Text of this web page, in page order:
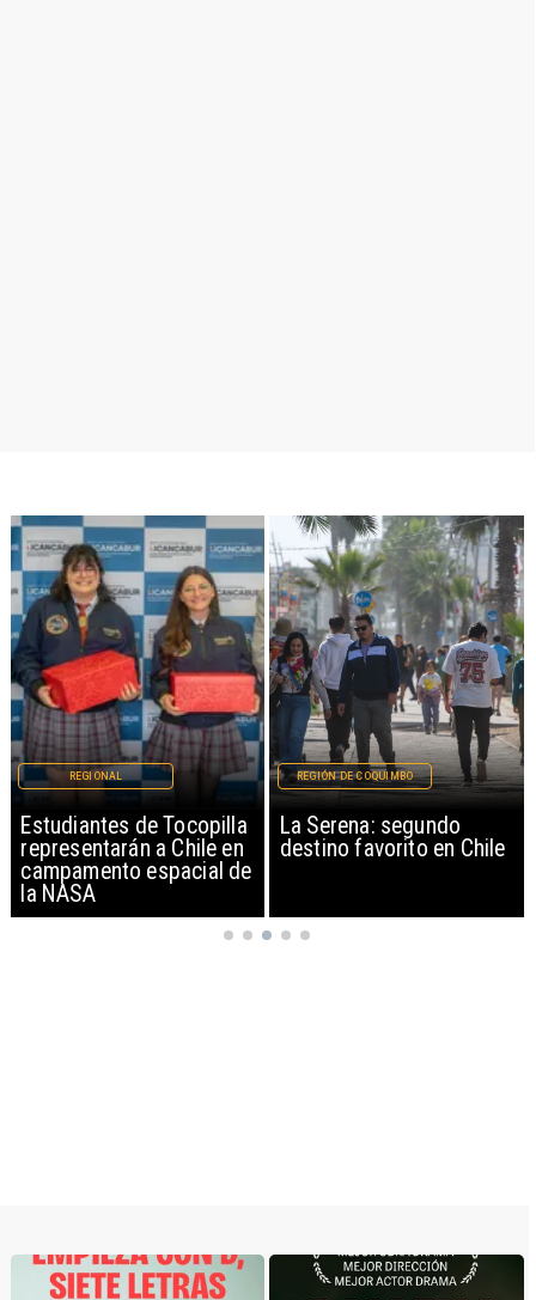
La Serena: segundo
destino favorito en Chile
REGIÓN DE COQUIMBO
Preocupación por venta
de leche materna en
REGIÓN DE COQUIMBO